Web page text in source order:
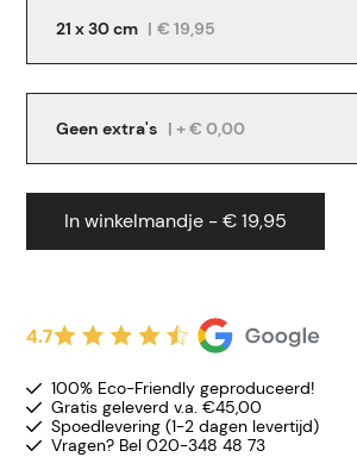
21 x 30 cm | € 19,95
Geen extra's | + € 0,00
In winkelmandje - € 19,95
4.7
100% Eco-Friendly geproduceerd!
Gratis geleverd v.a. €45,00
Spoedlevering (1-2 dagen levertijd)
Vragen? Bel 020-348 48 73